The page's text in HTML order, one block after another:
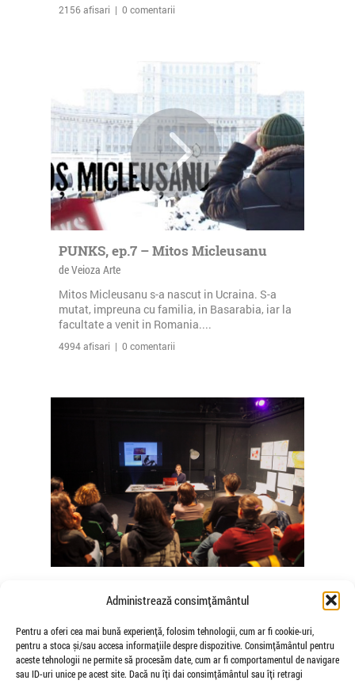
Administrează consimțământul
Pentru a oferi cea mai bună experiență, folosim tehnologii, cum ar fi cookie-uri,
pentru a stoca și/sau accesa informațiile despre dispozitive. Consimțământul pentru
aceste tehnologii ne permite să procesăm date, cum ar fi comportamentul de navigare
sau ID-uri unice pe acest site. Dacă nu îți dai consimțământul sau îți retragi
2156 afisari | 0 comentarii
PUNKS, ep.7 – Mitos Micleusanu
de Veioza Arte
Mitos Micleusanu s-a nascut in Ucraina. S-a
mutat, impreuna cu familia, in Basarabia, iar la
facultate a venit in Romania....
4994 afisari | 0 comentarii
Somatice susținute de coregrafele
Mădălina Dan și Valentina De Piante
Niculae
de Veioza Arte